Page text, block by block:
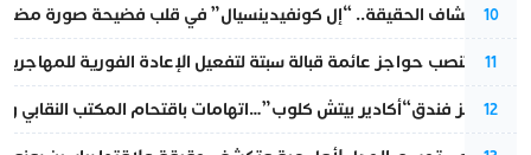
10
بعد انكشاف الحقيقة.. “إل كونفيدينسيال” في قلب فضيحة صورة
11
إسبانيا تنصب حواجز عائمة قبالة سبتة لتفعيل الإعادة الفورية للمهاجرين
12
أزمة تهز فندق“أكادير بيتش كلوب”…اتهامات باقتحام المكتب النقابي